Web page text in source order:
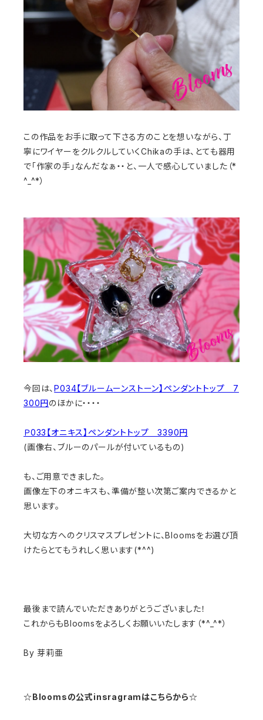
この作品をお手に取って下さる方のことを想いながら、丁
寧にワイヤーをクルクルしていくChikaの手は、とても器用
で「作家の手」なんだなぁ・・と、一人で感心していました（*
^_^*）
今回は、P034【ブルームーンストーン】ペンダントトップ 7
300円のほかに・・・・
Ｐ033【オニキス】ペンダントトップ 3390円
(画像右、ブルーのパールが付いているもの)
も、ご用意できました。
画像左下のオニキスも、準備が整い次第ご案内できるかと
思います。
大切な方へのクリスマスプレゼントに、Bloomsをお選び頂
けたらとてもうれしく思います(*^^)
最後まで読んでいただきありがとうございました！
これからもBloomsをよろしくお願いいたします（*^_^*）
By 芽莉亜
☆Bloomsの公式insragramはこちらから☆